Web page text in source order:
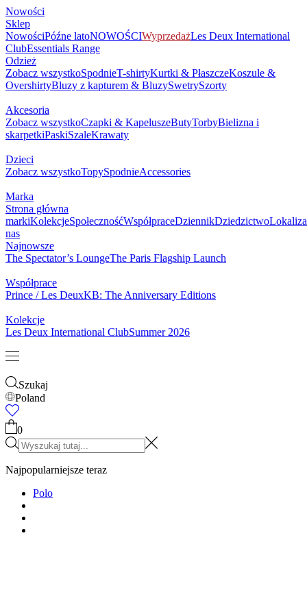
Nowości
Sklep
NowościPóźne latoNOWOŚCIWyprzedażLes Deux International
ClubEssentials Range
Odzież
Zobacz wszystkoSpodnieT-shirtyKurtki & PłaszczeKoszule &
OvershirtyBluzy z kapturem & BluzySwetrySzorty
Akcesoria
Zobacz wszystkoCzapki & KapeluszeButyTorbyBielizna i
skarpetkiPaskiSzaleKrawaty
Dzieci
Zobacz wszystkoTopySpodnieAccessories
Marka
Strona główna
markiKolekcjeSpołecznośćWspółpraceDziennikDziedzictwo
nas
Najnowsze
The Spectator’s LoungeThe Paris Flagship Launch
Współprace
Prince / Les DeuxKB: The Anniversary Editions
Kolekcje
Les Deux International ClubSummer 2026
Szukaj
Poland
0
Najpopularniejsze teraz
Polo